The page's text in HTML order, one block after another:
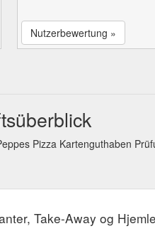
Nutzerbewertung »
Pizza Kartenguthaben
Take-Away og